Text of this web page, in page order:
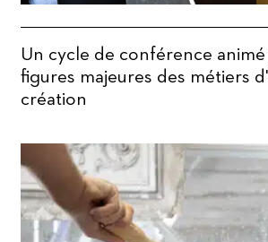
Un cycle de conférence
figures majeures des métiers
création